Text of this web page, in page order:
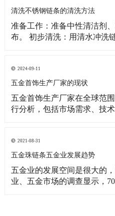
清洗不锈钢链条的清洗方法
准备工作：准备中性清洁剂
布。 初步清洗：用清水冲洗
条，清理内部异物。对于顽
洁剂仔细清理。 冲洗与擦干
2024-09-11
五金首饰生产厂家的现状
五金首饰生产厂家在全球范
行分析，包括市场需求、技
个性化和定制化服务。 线上
展，越来越多的五金首饰厂
2021-08-31
五金珠链条五金业发展趋势
五金业的发展空间是很大的
业、五金市场的调查显示，